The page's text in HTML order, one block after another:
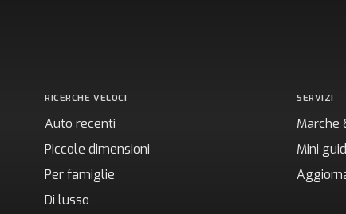
RICERCHE VELOCI
Auto recenti
Piccole dimensioni
Per famiglie
Di lusso
SERVIZI
Marche
Mini